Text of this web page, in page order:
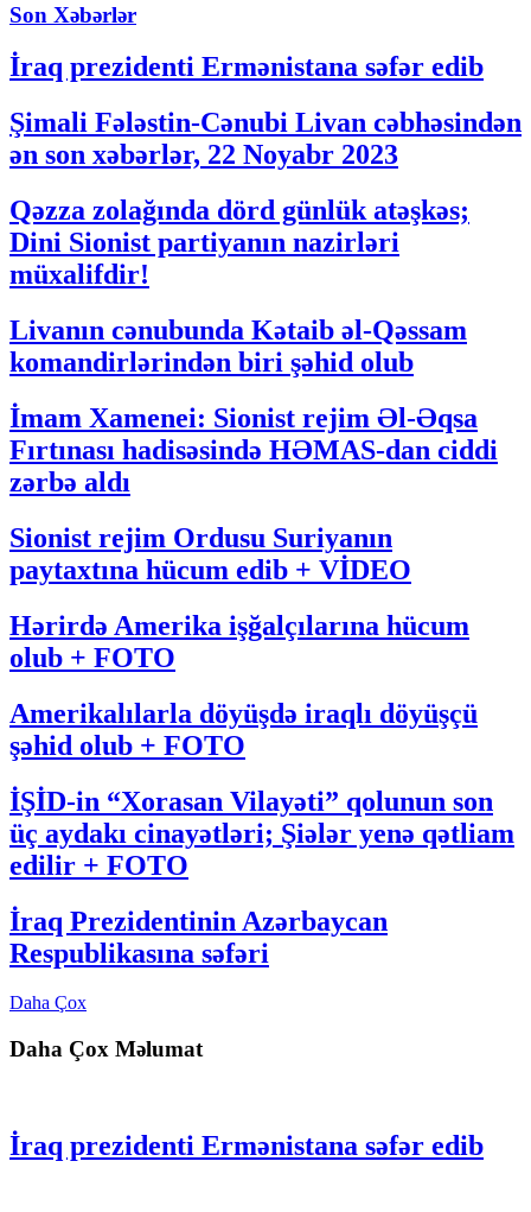
Son Xəbərlər
İraq prezidenti Ermənistana səfər edib
Şimali Fələstin-Cənubi Livan cəbhəsindən
ən son xəbərlər, 22 Noyabr 2023
Qəzza zolağında dörd günlük atəşkəs;
Dini Sionist partiyanın nazirləri
müxalifdir!
Livanın cənubunda Kətaib əl-Qəssam
komandirlərindən biri şəhid olub
İmam Xamenei: Sionist rejim Əl-Əqsa
Fırtınası hadisəsində HƏMAS-dan ciddi
zərbə aldı
Sionist rejim Ordusu Suriyanın
paytaxtına hücum edib + VİDEO
Hərirdə Amerika işğalçılarına hücum
olub + FOTO
Amerikalılarla döyüşdə iraqlı döyüşçü
şəhid olub + FOTO
İŞİD-in “Xorasan Vilayəti” qolunun son
üç aydakı cinayətləri; Şiələr yenə qətliam
edilir + FOTO
İraq Prezidentinin Azərbaycan
Respublikasına səfəri
Daha Çox
Daha Çox Məlumat
İraq prezidenti Ermənistana səfər edib